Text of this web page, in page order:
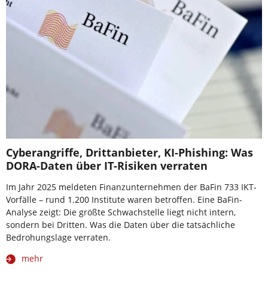
Cyberangriffe, Drittanbieter, KI-Phishing: Was
DORA-Daten über IT-Risiken verraten
Im Jahr 2025 meldeten Finanzunternehmen der BaFin 733 IKT-
Vorfälle – rund 1.200 Institute waren betroffen. Eine BaFin-
Analyse zeigt: Die größte Schwachstelle liegt nicht intern,
sondern bei Dritten. Was die Daten über die tatsächliche
Bedrohungslage verraten.
mehr